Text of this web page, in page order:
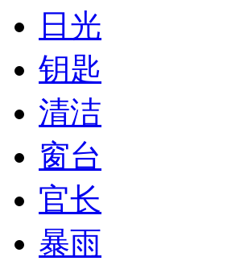
日光
钥匙
清洁
窗台
官长
暴雨